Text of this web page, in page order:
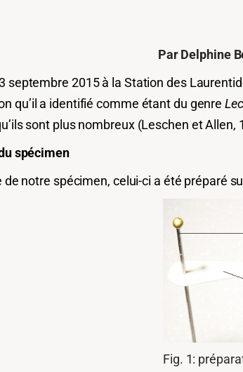
Par Delphine
septembre 2015 à la Station des
qu’il a identifié comme étant du genre
sont plus nombreux (Leschen et Allen,
spécimen
notre spécimen, celui-ci a été préparé
Fig. 1: